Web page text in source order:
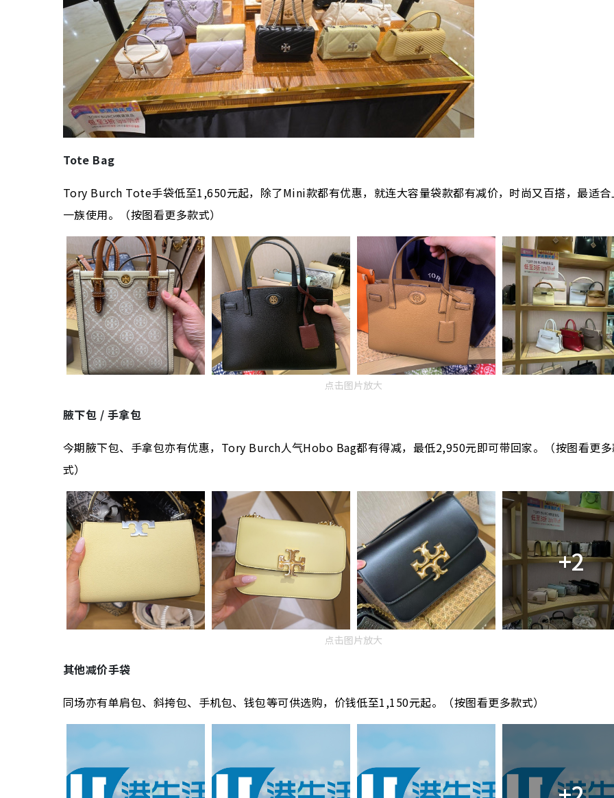
Tote Bag
Tory Burch Tote手袋低至1,650元起，除了Mini款都有优惠，就连大容量袋款都有减价，时尚又百搭，最适合
一族使用。（按图看更多款式）
点击图片放大
腋下包 / 手拿包
今期腋下包、手拿包亦有优惠，Tory Burch人气Hobo Bag都有得减，最低2,950元即可带回家。（按图看更
式）
+2
点击图片放大
其他减价手袋
同场亦有单肩包、斜挎包、手机包、钱包等可供选购，价钱低至1,150元起。（按图看更多款式）